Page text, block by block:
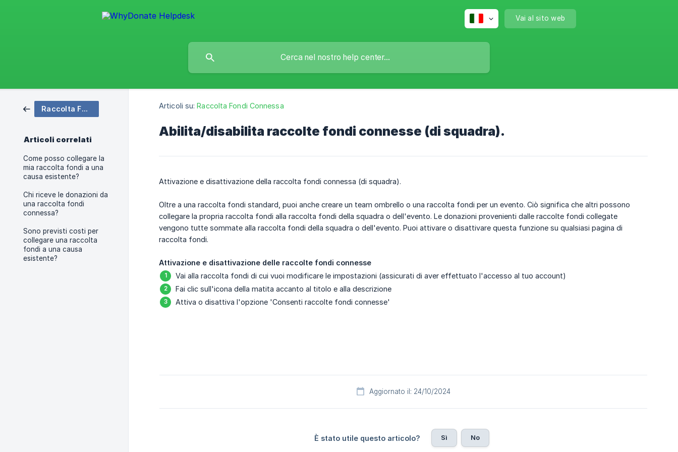
Vai al sito web
Raccolta Fondi Connessa
Articoli correlati
Come posso collegare la
mia raccolta fondi a una
causa esistente?
Chi riceve le donazioni da
una raccolta fondi
connessa?
Sono previsti costi per
collegare una raccolta
fondi a una causa
esistente?
Articoli su: Raccolta Fondi Connessa
Abilita/disabilita raccolte fondi connesse (di squadra).
Attivazione e disattivazione della raccolta fondi connessa (di squadra).
Oltre a una raccolta fondi standard, puoi anche creare un team ombrello o una raccolta fondi per un evento. Ciò significa che altri possono
collegare la propria raccolta fondi alla raccolta fondi della squadra o dell'evento. Le donazioni provenienti dalle raccolte fondi collegate
vengono tutte sommate alla raccolta fondi della squadra o dell'evento. Puoi attivare o disattivare questa funzione su qualsiasi pagina di
raccolta fondi.
Attivazione e disattivazione delle raccolte fondi connesse
Vai alla raccolta fondi di cui vuoi modificare le impostazioni (assicurati di aver effettuato l'accesso al tuo account)
Fai clic sull'icona della matita accanto al titolo e alla descrizione
Attiva o disattiva l'opzione 'Consenti raccolte fondi connesse'
Aggiornato il: 24/10/2024
È stato utile questo articolo? Sì No